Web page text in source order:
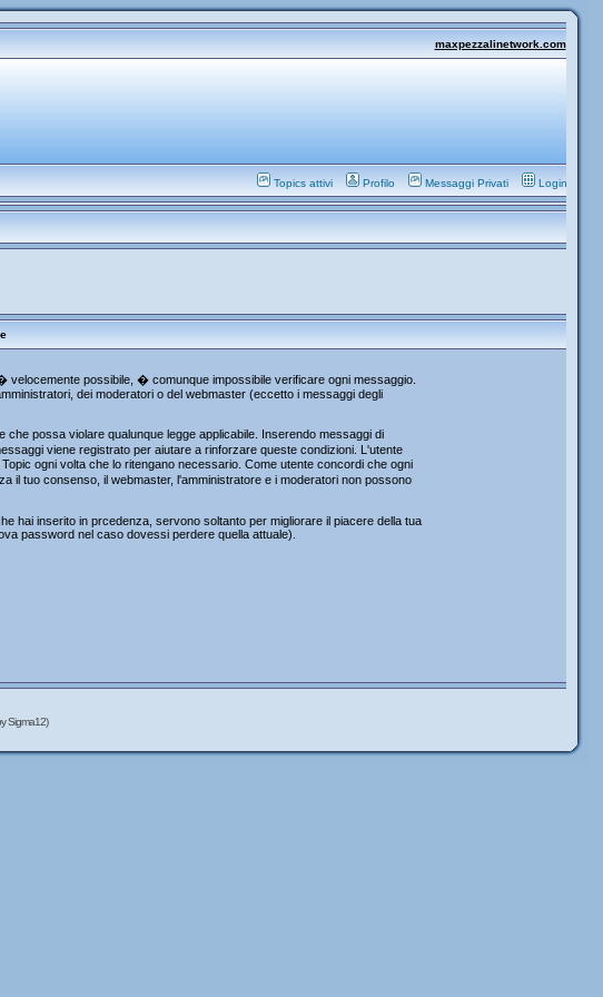
maxpezzalinetwork.com
Topics attivi Profilo Messaggi Privati Login
velocemente possibile, � comunque impossibile verificare ogni messaggio.
dei moderatori o del webmaster (eccetto i messaggi degli
possa violare qualunque legge applicabile. Inserendo messaggi di
viene registrato per aiutare a rinforzare queste condizioni. L'utente
ogni volta che lo ritengano necessario. Come utente concordi che ogni
tuo consenso, il webmaster, l'amministratore e i moderatori non possono
hai inserito in prcedenza, servono soltanto per migliorare il piacere della tua
password nel caso dovessi perdere quella attuale).
Sigma12)